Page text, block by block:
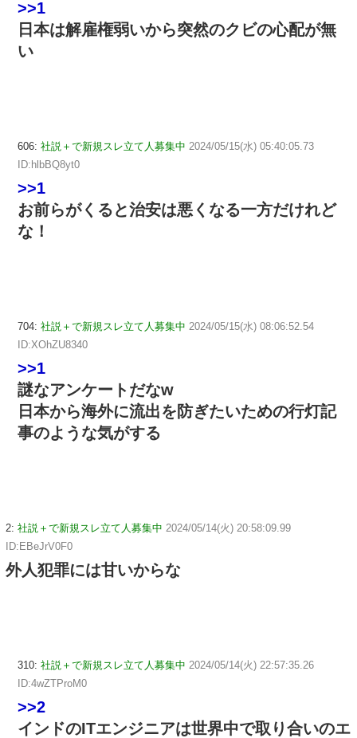
>>1
日本は解雇権弱いから突然のクビの心配が無
い
606: 社説＋で新規スレ立て人募集中 2024/05/15(水) 05:40:05.73
ID:hlbBQ8yt0
>>1
お前らがくると治安は悪くなる一方だけれど
な！
704: 社説＋で新規スレ立て人募集中 2024/05/15(水) 08:06:52.54
ID:XOhZU8340
>>1
謎なアンケートだなw
日本から海外に流出を防ぎたいための行灯記
事のような気がする
2: 社説＋で新規スレ立て人募集中 2024/05/14(火) 20:58:09.99
ID:EBeJrV0F0
外人犯罪には甘いからな
310: 社説＋で新規スレ立て人募集中 2024/05/14(火) 22:57:35.26
ID:4wZTProM0
>>2
インドのITエンジニアは世界中で取り合いのエ